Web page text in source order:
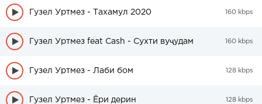
Гузел Уртмез - Тахамул 2020 160 kbps
Гузел Уртмез feat Cash - Сухти вуҷудам 160 kbps
Гузел Уртмез - Лаби бом 128 kbps
Гузел Уртмез - Ёри дерин 128 kbps